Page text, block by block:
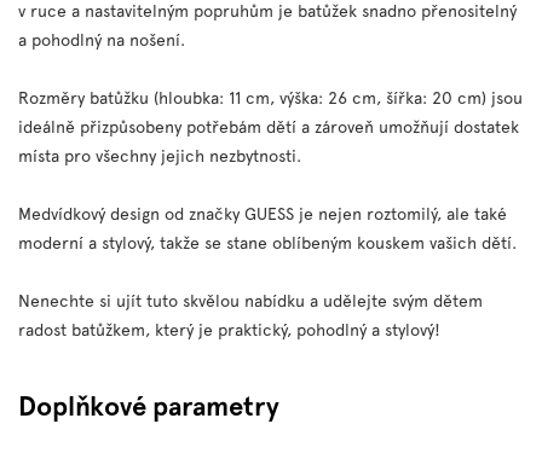
v ruce a nastavitelným popruhům je batůžek snadno přenositelný
a pohodlný na nošení.
Rozměry batůžku (hloubka: 11 cm, výška: 26 cm, šířka: 20 cm) jsou
ideálně přizpůsobeny potřebám dětí a zároveň umožňují dostatek
místa pro všechny jejich nezbytnosti.
Medvídkový design od značky GUESS je nejen roztomilý, ale také
moderní a stylový, takže se stane oblíbeným kouskem vašich dětí.
Nenechte si ujít tuto skvělou nabídku a udělejte svým dětem
radost batůžkem, který je praktický, pohodlný a stylový!
Doplňkové parametry